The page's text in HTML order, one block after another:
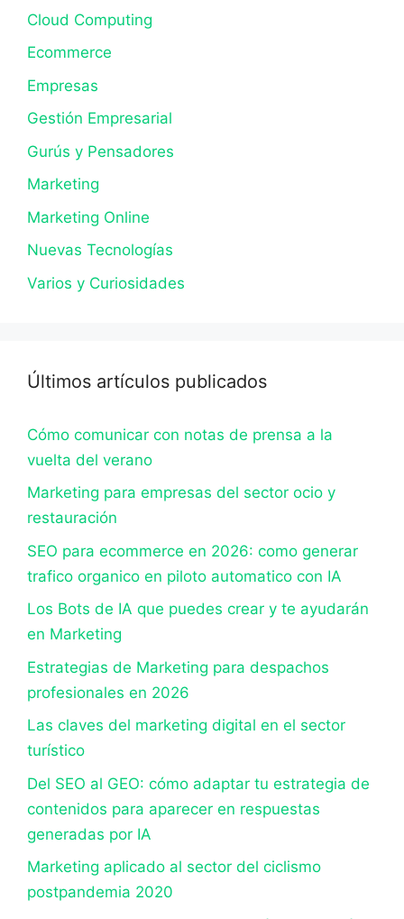
Cloud Computing
Ecommerce
Empresas
Gestión Empresarial
Gurús y Pensadores
Marketing
Marketing Online
Nuevas Tecnologías
Varios y Curiosidades
Últimos artículos publicados
Cómo comunicar con notas de prensa a la
vuelta del verano
Marketing para empresas del sector ocio y
restauración
SEO para ecommerce en 2026: como generar
trafico organico en piloto automatico con IA
Los Bots de IA que puedes crear y te ayudarán
en Marketing
Estrategias de Marketing para despachos
profesionales en 2026
Las claves del marketing digital en el sector
turístico
Del SEO al GEO: cómo adaptar tu estrategia de
contenidos para aparecer en respuestas
generadas por IA
Marketing aplicado al sector del ciclismo
postpandemia 2020